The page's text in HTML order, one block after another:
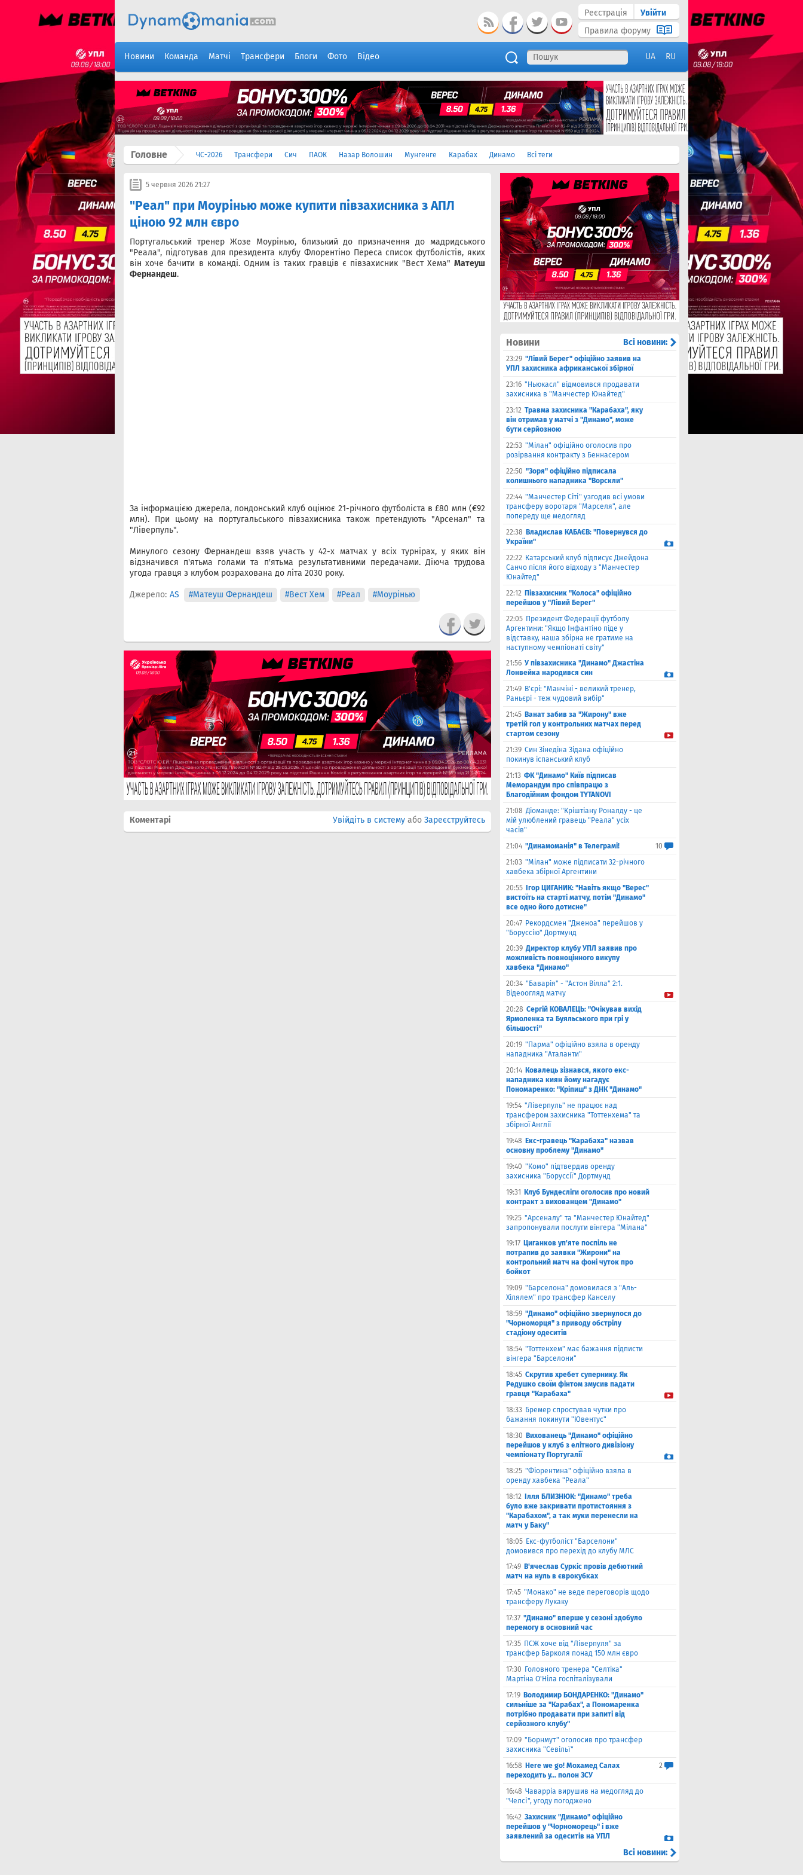
Реєстрація
Увійти
Правила форуму
Новини Команда Матчі Трансфери Блоги Фото Відео UA RU
Головне ЧС-2026 Трансфери Сич ПАОК Назар Волошин Мунгенге Карабах Динамо Всі теги
5 червня 2026 21:27
"Реал" при Моурінью може купити півзахисника з АПЛ
ціною 92 млн євро
Португальський тренер Жозе Моурінью, близький до призначення до мадридського
"Реала", підготував для президента клубу Флорентіно Переса список футболістів, яких
він хоче бачити в команді. Одним із таких гравців є півзахисник "Вест Хема" Матеуш
Фернандеш.
За інформацією джерела, лондонський клуб оцінює 21-річного футболіста в £80 млн (€92
млн). При цьому на португальського півзахисника також претендують "Арсенал" та
"Ліверпуль".
Минулого сезону Фернандеш взяв участь у 42-х матчах у всіх турнірах, у яких він
відзначився п'ятьма голами та п'ятьма результативними передачами. Діюча трудова
угода гравця з клубом розрахована до літа 2030 року.
Джерело: AS #Матеуш Фернандеш #Вест Хем #Реал #Моурінью
Коментарі Увійдіть в систему або Зареєструйтесь
Новини Всі новини:
23:29 "Лівий Берег" офіційно заявив на
УПЛ захисника африканської збірної
23:16 "Ньюкасл" відмовився продавати
захисника в "Манчестер Юнайтед"
23:12 Травма захисника "Карабаха", яку
він отримав у матчі з "Динамо", може
бути серйозною
22:53 "Мілан" офіційно оголосив про
розірвання контракту з Беннасером
22:50 "Зоря" офіційно підписала
колишнього нападника "Ворскли"
22:44 "Манчестер Сіті" узгодив всі умови
трансферу воротаря "Марселя", але
попереду ще медогляд
22:38 Владислав КАБАЄВ: "Повернувся до
України"
22:22 Катарський клуб підписує Джейдона
Санчо після його відходу з "Манчестер
Юнайтед"
22:12 Півзахисник "Колоса" офіційно
перейшов у "Лівий Берег"
22:05 Президент Федерації футболу
Аргентини: "Якщо Інфантіно піде у
відставку, наша збірна не гратиме на
наступному чемпіонаті світу"
21:56 У півзахисника "Динамо" Джастіна
Лонвейка народився син
21:49 В'єрі: "Манчіні - великий тренер,
Раньєрі - теж чудовий вибір"
21:45 Ванат забив за "Жирону" вже
третій гол у контрольних матчах перед
стартом сезону
21:39 Син Зінедіна Зідана офіційно
покинув іспанський клуб
21:13 ФК "Динамо" Київ підписав
Меморандум про співпрацю з
Благодійним фондом TYTANOVI
21:08 Діоманде: "Кріштіану Роналду - це
мій улюблений гравець "Реала" усіх
часів"
21:04 "Динамоманія" в Телеграмі!
10
21:03 "Мілан" може підписати 32-річного
хавбека збірної Аргентини
20:55
Ігор ЦИГАНИК: "Навіть якщо "Верес"
вистоїть на старті матчу, потім "Динамо"
все одно його дотисне"
20:47 Рекордсмен "Дженоа" перейшов у
"Боруссію" Дортмунд
20:39 Директор клубу УПЛ заявив про
можливість повноцінного викупу
хавбека "Динамо"
20:34 "Баварія" - "Астон Вілла" 2:1.
Відеоогляд матчу
20:28 Сергій КОВАЛЕЦЬ: "Очікував вихід
Ярмоленка та Буяльського при грі у
більшості"
20:19 "Парма" офіційно взяла в оренду
нападника "Аталанти"
20:14 Ковалець зізнався, якого екс-
нападника киян йому нагадує
Пономаренко: "Кріпиш" з ДНК "Динамо"
19:54 "Ліверпуль" не працює над
трансфером захисника "Тоттенхема" та
збірної Англії
19:48 Екс-гравець "Карабаха" назвав
основну проблему "Динамо"
19:40 "Комо" підтвердив оренду
захисника "Боруссії" Дортмунд
19:31
Клуб Бундесліги оголосив про новий
контракт з вихованцем "Динамо"
19:25 "Арсеналу" та "Манчестер Юнайтед"
запропонували послуги вінгера "Мілана"
19:17 Циганков уп'яте поспіль не
потрапив до заявки "Жирони" на
контрольний матч на фоні чуток про
бойкот
19:09 "Барселона" домовилася з "Аль-
Хілялем" про трансфер Канселу
18:59 "Динамо" офіційно звернулося до
"Чорноморця" з приводу обстрілу
стадіону одеситів
18:54 "Тоттенхем" має бажання підписти
вінгера "Барселони"
18:45 Скрутив хребет супернику. Як
Редушко своїм фінтом змусив падати
гравця "Карабаха"
18:33 Бремер спростував чутки про
бажання покинути "Ювентус"
18:30 Вихованець "Динамо" офіційно
перейшов у клуб з елітного дивізіону
чемпіонату Португалії
18:25 "Фіорентина" офіційно взяла в
оренду хавбека "Реала"
18:12
Ілля БЛИЗНЮК: "Динамо" треба
було вже закривати протистояння з
"Карабахом", а так муки перенесли на
матч у Баку"
18:05 Екс-футболіст "Барселони"
домовився про перехід до клубу МЛС
17:49 В'ячеслав Суркіс провів дебютний
матч на нуль в єврокубках
17:45 "Монако" не веде переговорів щодо
трансферу Лукаку
17:37 "Динамо" вперше у сезоні здобуло
перемогу в основний час
17:35 ПСЖ хоче від "Ліверпуля" за
трансфер Барколя понад 150 млн євро
17:30 Головного тренера "Селтіка"
Мартіна О'Ніла госпіталізували
17:19 Володимир БОНДАРЕНКО: "Динамо"
сильніше за "Карабах", а Пономаренка
потрібно продавати при запиті від
серйозного клубу"
17:09 "Борнмут" оголосив про трансфер
захисника "Севільї"
16:58 Here we go! Мохамед Салах
переходить у... полон ЗСУ
2
16:48 Чаварріа вирушив на медогляд до
"Челсі", угоду погоджено
16:42 Захисник "Динамо" офіційно
перейшов у "Чорноморець" і вже
заявлений за одеситів на УПЛ
Всі новини: